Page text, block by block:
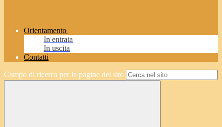
Orientamento
In entrata
In uscita
Contatti
Campo di ricerca per le pagine del sito